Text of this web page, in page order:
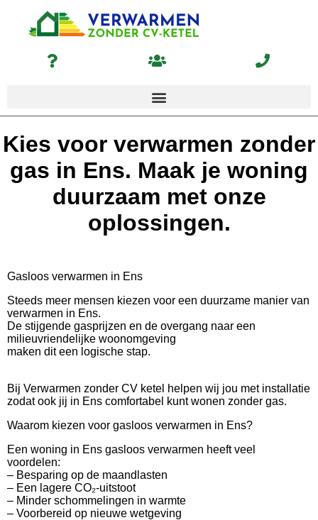
Kies voor verwarmen zonder
gas in Ens. Maak je woning
duurzaam met onze
oplossingen.
Gasloos verwarmen in Ens
Steeds meer mensen kiezen voor een duurzame manier van
verwarmen in Ens.
De stijgende gasprijzen en de overgang naar een
milieuvriendelijke woonomgeving
maken dit een logische stap.
Bij Verwarmen zonder CV ketel helpen wij jou met installatie
zodat ook jij in Ens comfortabel kunt wonen zonder gas.
Waarom kiezen voor gasloos verwarmen in Ens?
Een woning in Ens gasloos verwarmen heeft veel
voordelen:
– Besparing op de maandlasten
– Een lagere CO₂-uitstoot
– Minder schommelingen in warmte
– Voorbereid op nieuwe wetgeving